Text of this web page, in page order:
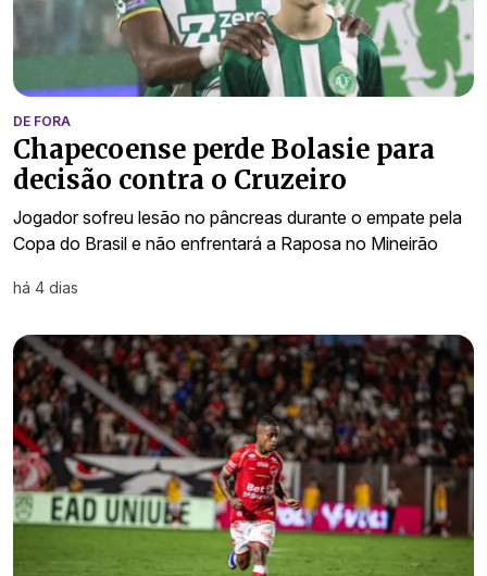
DE FORA
Chapecoense perde Bolasie para
decisão contra o Cruzeiro
Jogador sofreu lesão no pâncreas durante o empate pela
Copa do Brasil e não enfrentará a Raposa no Mineirão
há 4 dias